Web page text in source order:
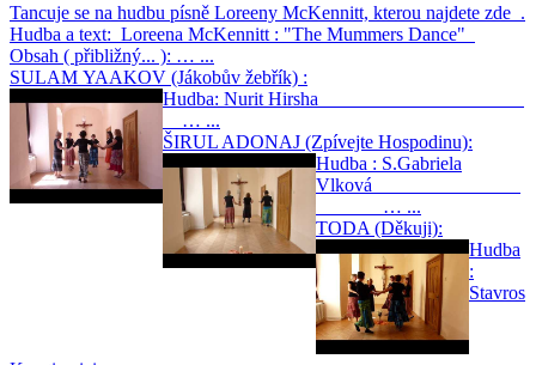
Tancuje se na hudbu písně Loreeny McKennitt, kterou najdete zde .
Hudba a text: Loreena McKennitt : "The Mummers Dance"
Obsah ( přibližný... ): … ...
SULAM YAAKOV (Jákobův žebřík) :
Hudba: Nurit Hirsha
… ...
ŠIRUL ADONAJ (Zpívejte Hospodinu):
Hudba : S.Gabriela
Vlková
… ...
TODA (Děkuji):
Hudba
:
Stavros